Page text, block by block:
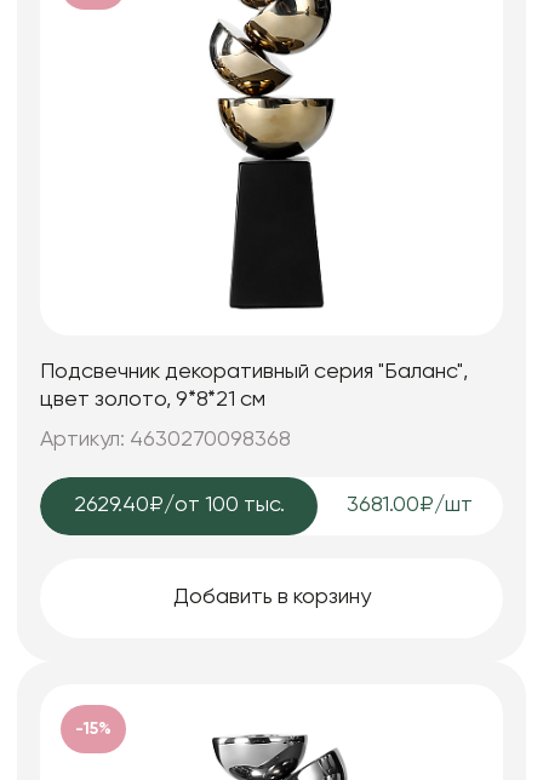
Подсвечник декоративный серия "Баланс",
цвет золото, 9*8*21 см
Артикул: 4630270098368
2629.40₽/от 100 тыс. 3681.00₽/шт
Добавить в корзину
-15%